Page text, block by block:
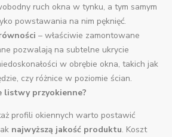
ruch okna w tynku, a tym samym
powstawania na nim pęknięć.
– właściwie zamontowane
pozwalają na subtelne ukrycie
w obrębie okna, takich jak
czy różnice w poziomie ścian.
listwy przyokienne?
profili okiennych warto postawić
najwyższą jakość produktu. Koszt